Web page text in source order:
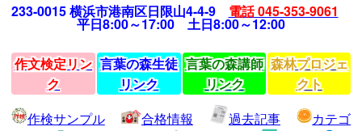
233-0015 横浜市港南区日限山4-4-9 電話 045-353-9061
平日8:00～17:00 土日8:00～12:00
作文検定リン
ク
言葉の森生徒
リンク
言葉の森講師
リンク
森林プロジェ
クト
作検サンプル
合格情報 過去記事
カテゴ